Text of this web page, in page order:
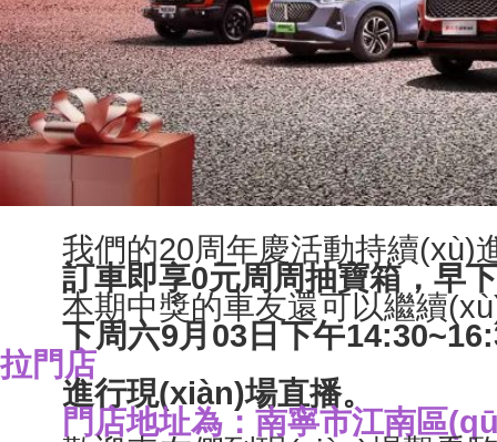
我們的20周年慶活動持續(xù)進行
訂車即享0元周周抽寶箱，早下
本期中獎的車友還可以繼續(xù)參
下周六9月03日下午
拉門店
進行現(xiàn)場直播。
門店地址為：南寧市江南區